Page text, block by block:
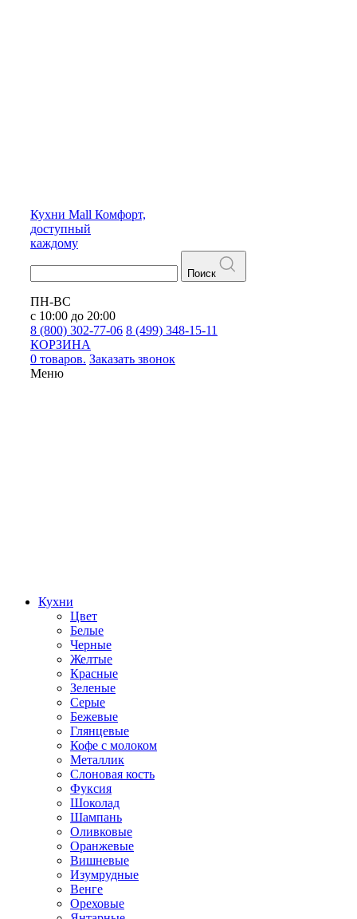
Кухни Mall Комфорт,
доступный
каждому
Поиск
ПН-ВС
с 10:00 до 20:00
8 (800) 302-77-06 8 (499) 348-15-11
КОРЗИНА
0 товаров. Заказать звонок
Меню
Кухни
Цвет
Белые
Черные
Желтые
Красные
Зеленые
Серые
Бежевые
Глянцевые
Кофе с молоком
Металлик
Слоновая кость
Фуксия
Шоколад
Шампань
Оливковые
Оранжевые
Вишневые
Изумрудные
Венге
Ореховые